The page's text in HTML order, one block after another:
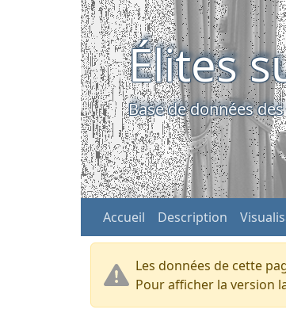
Élites
Base de données
Accueil Description
Les données de cette
Pour afficher la version